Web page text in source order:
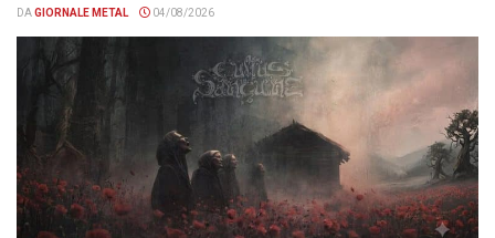
DAGIORNALE METAL 04/08/2026